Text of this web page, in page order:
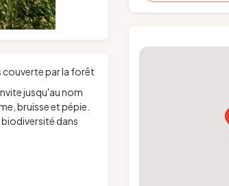
couverte par la forêt
jusqu'au nom
bruisse et pépie.
dans